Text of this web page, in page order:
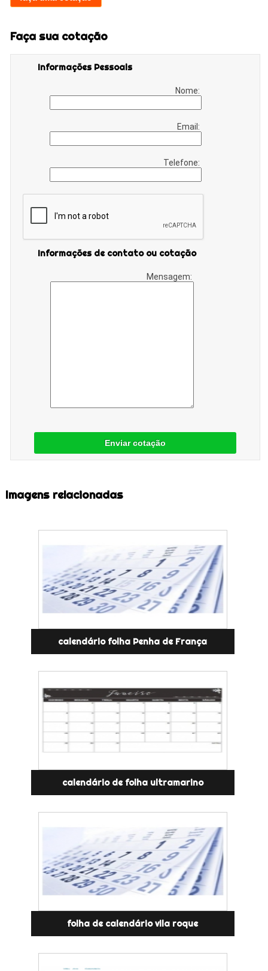
Faça sua cotação
Informações Pessoais
Nome:
Email:
Telefone:
Informações de contato ou cotação
Mensagem:
Enviar cotação
Imagens relacionadas
calendário folha Penha de França
calendário de folha ultramarino
folha de calendário vila roque